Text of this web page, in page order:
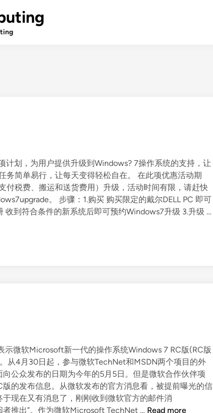
计划，为用户提供升级到Windows? 7操作系统的支持，让
务简单易行，让每天变得轻松自在。 在此项优惠活动期
付税费、搬运和送货费用）升级，活动时间有限，请赶快
。 步骤：1.购买 购买限定的戴尔DELL PC 即可
收到符合条件的新系统后即可预约Windows7升级 3.升级 …
微软Microsoft新一代的操作系统Windows 7 RC版(RC版
从4月30日起，参与微软TechNet和MSDN两个项目的外
公众发布的日期为今年的5月5日。但是微软合作伙伴项
的发布信息。从微软发布的官方消息看，被提前曝光的信
现在又有消息了，刚刚收到微软官方的邮件消
推出”。作为微软Microsoft TechNet … W
Read more